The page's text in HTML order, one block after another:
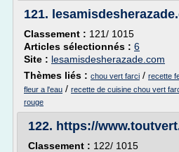
121.
Classement : 121/ 1015
Articles sélectionnés : 6
Site : lesamisdesherazade.com
Thèmes liés : chou vert farci / recette
fleur a l'eau / recette de cuisine chou vert
rouge
122. https://
Classement : 122/ 1015